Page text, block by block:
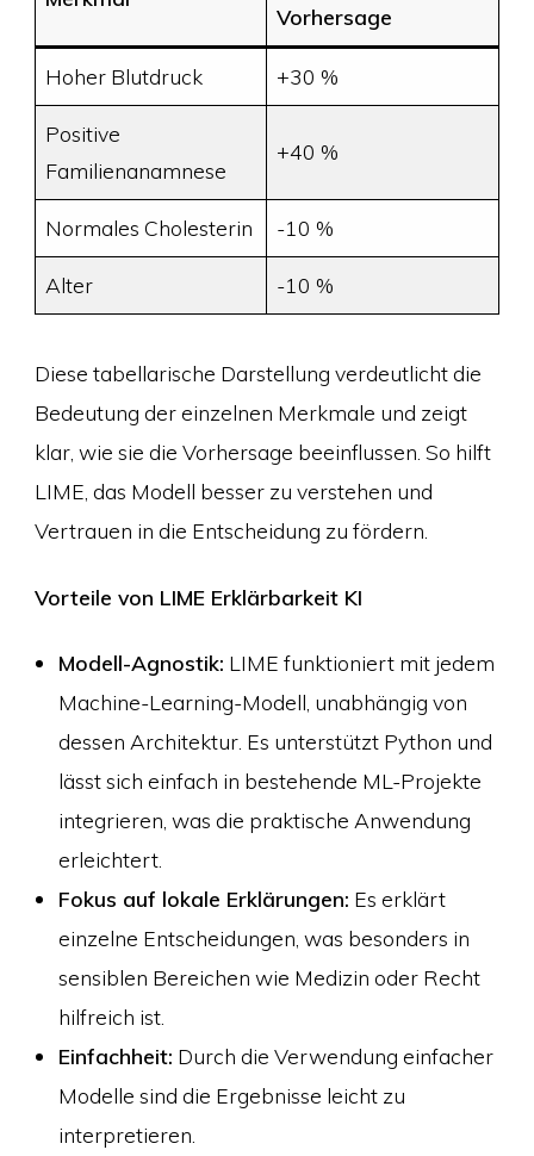
Vorhersage
Hoher Blutdruck +30 %
Positive
Familienanamnese
+40 %
Normales Cholesterin -10 %
Alter -10 %
Diese tabellarische Darstellung verdeutlicht die
Bedeutung der einzelnen Merkmale und zeigt
klar, wie sie die Vorhersage beeinflussen. So hilft
LIME, das Modell besser zu verstehen und
Vertrauen in die Entscheidung zu fördern.
Vorteile von LIME Erklärbarkeit KI
Modell-Agnostik: LIME funktioniert mit jedem
Machine-Learning-Modell, unabhängig von
dessen Architektur. Es unterstützt Python und
lässt sich einfach in bestehende ML-Projekte
integrieren, was die praktische Anwendung
erleichtert.
Fokus auf lokale Erklärungen: Es erklärt
einzelne Entscheidungen, was besonders in
sensiblen Bereichen wie Medizin oder Recht
hilfreich ist.
Einfachheit: Durch die Verwendung einfacher
Modelle sind die Ergebnisse leicht zu
interpretieren.